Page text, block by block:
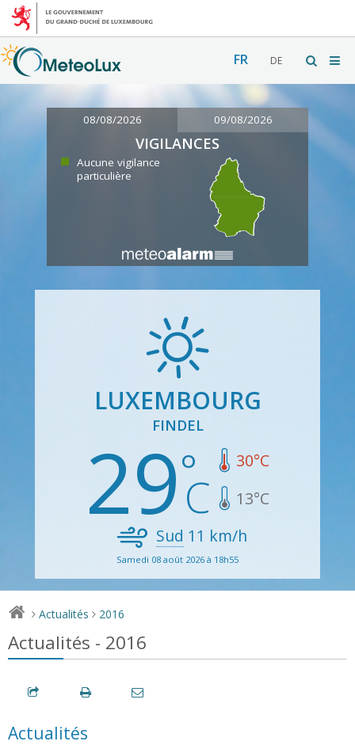
FR DE
08/08/2026 09/08/2026
VIGILANCES
Aucune vigilance
particulière
LUXEMBOURG
FINDEL
29 30°C
13°C
Sud 11 km/h
Samedi 08 août 2026 à 18h55
> Actualités > 2016
Actualités - 2016
Actualités